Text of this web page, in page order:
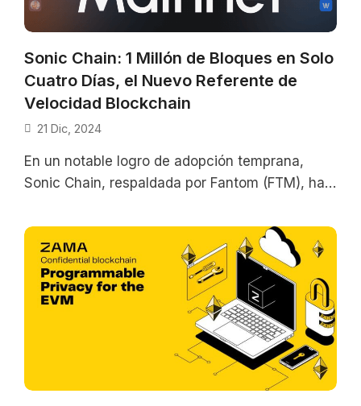
Sonic Chain: 1 Millón de Bloques en Solo
Cuatro Días, el Nuevo Referente de
Velocidad Blockchain
21 Dic, 2024
En un notable logro de adopción temprana,
Sonic Chain, respaldada por Fantom (FTM), ha